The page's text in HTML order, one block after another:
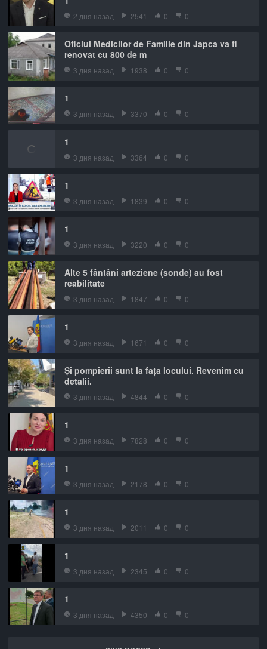
2 дня назад 2541 0 0
Oficiul Medicilor de Familie din Japca va fi
renovat cu 800 de m
3 дня назад 1938 0 0
1
3 дня назад 3370 0 0
1
3 дня назад 3364 0 0
1
3 дня назад 1839 0 0
1
3 дня назад 3220 0 0
Alte 5 fântâni arteziene (sonde) au fost
reabilitate
3 дня назад 1847 0 0
1
3 дня назад 1671 0 0
Și pompierii sunt la fața locului. Revenim cu
detalii.
3 дня назад 4844 0 0
1
3 дня назад 7828 0 0
1
3 дня назад 2178 0 0
1
3 дня назад 2011 0 0
1
3 дня назад 2345 0 0
1
3 дня назад 4350 0 0